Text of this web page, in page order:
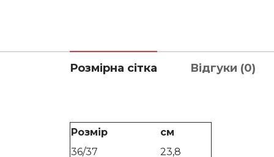
Розмірна сітка Відгуки (0)
Розмір
см
36/37
23,8